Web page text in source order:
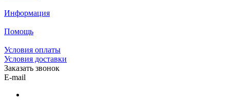
Информация
Помощь
Условия оплаты
Условия доставки
Заказать звонок
E-mail